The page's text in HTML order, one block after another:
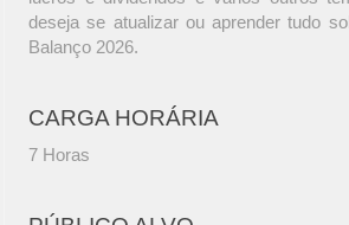
deseja se atualizar ou aprender tudo
Balanço 2026.
CARGA HORÁRIA
7 Horas